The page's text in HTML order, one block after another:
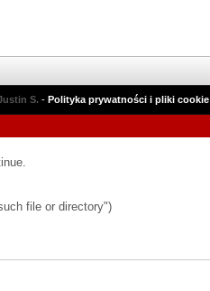
S. - Polityka prywatności i pliki cookie
file or directory")